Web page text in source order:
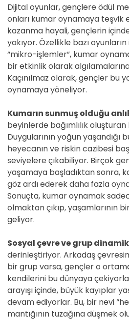
Dijital oyunlar, gençlere ödül
onları kumar oynamaya teşvik
kazanma hayali, gençlerin
yakıyor. Özellikle bazı
“mikro-işlemler”, kumar
bir etkinlik olarak
Kaçınılmaz olarak, gençler bu
oynamaya yöneliyor.
Kumarın sunmuş olduğu
beyinlerde bağımlılık
Duygularının yoğun yaşandığı
heyecanın ve riskin cazibesi
seviyelere çıkabiliyor. Birçok
yaşamaya başladıktan sonra,
göz ardı ederek daha fazla
Sonuçta, kumar oynamak
olmaktan çıkıp, yaşamlarının
geliyor.
Sosyal çevre ve grup
derinleştiriyor. Arkadaş
bir grup varsa, gençler o
kendilerini bu dünyaya
arayışı içinde, büyük kayıplar
devam ediyorlar. Bu, bir nevi
mantığının tuzağına düşmek